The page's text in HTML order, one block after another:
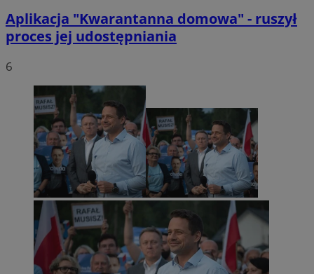
Aplikacja "Kwarantanna domowa" - ruszył
proces jej udostępniania
6